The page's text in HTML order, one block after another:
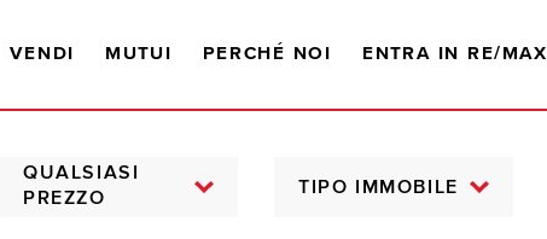
VENDI MUTUI PERCHÉ NOI ENTRA IN RE/MAX
QUALSIASI
PREZZO
TIPO IMMOBILE